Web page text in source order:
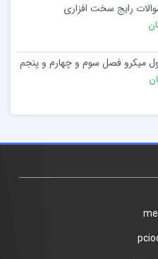
میکرو فصل سوم و چهارم و پنجم